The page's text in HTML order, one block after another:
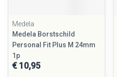
Medela
Medela Borstschild
Personal Fit Plus M 24mm
1p
€ 10,95